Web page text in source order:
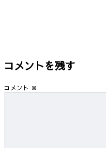
コメントを残す
コメント ※